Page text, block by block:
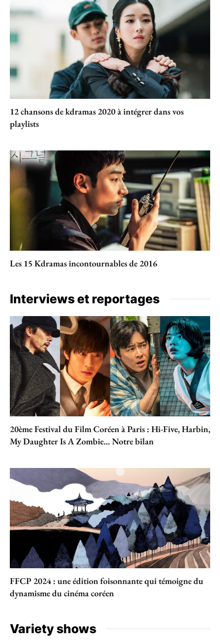
12 chansons de kdramas 2020 à intégrer dans vos
playlists
Les 15 Kdramas incontournables de 2016
Interviews et reportages
20ème Festival du Film Coréen à Paris : Hi-Five, Harbin,
My Daughter Is A Zombie… Notre bilan
FFCP 2024 : une édition foisonnante qui témoigne du
dynamisme du cinéma coréen
Variety shows